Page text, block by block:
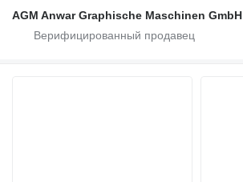
AGM Anwar Graphische Maschinen GmbH